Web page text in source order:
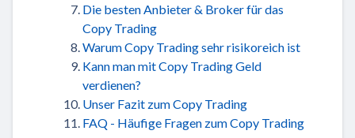
Die besten Anbieter & Broker für das
Copy Trading
Warum Copy Trading sehr risikoreich ist
Kann man mit Copy Trading Geld
verdienen?
Unser Fazit zum Copy Trading
FAQ - Häufige Fragen zum Copy Trading